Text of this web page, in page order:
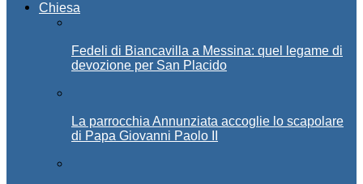
Chiesa
Fedeli di Biancavilla a Messina: quel legame di
devozione per San Placido
La parrocchia Annunziata accoglie lo scapolare
di Papa Giovanni Paolo II